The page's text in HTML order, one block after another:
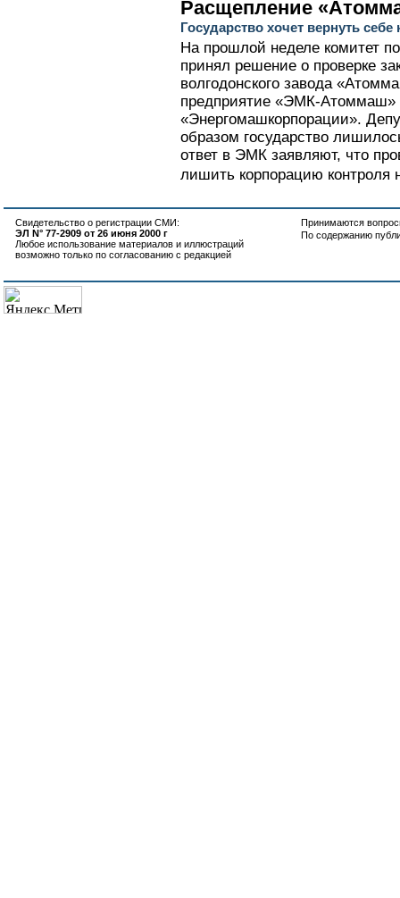
Расщепление
Государство хочет вернуть
На прошлой неделе комитет
принял решение о проверке
волгодонского завода
предприятие «ЭМК-Атоммаш»
«Энергомашкорпорации».
образом государство
ответ в ЭМК заявляют, что
лишить корпорацию контроля
Свидетельство о регистрации СМИ:
ЭЛ N° 77-2909 от 26 июня 2000 г
Любое использование материалов и иллюстраций
возможно только по согласованию с редакцией
Принимаются
По содержанию